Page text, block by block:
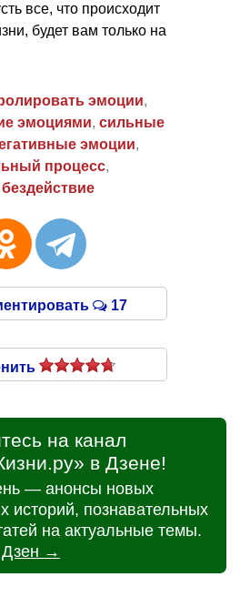
все, что происходит
будет вам только на
эмоции,
эмоциями, сильные
эмоции,
процесс,
бездействие
17
на канал
в Дзене!
— анонсы новых
историй, познавательных
на актуальные темы.
Дзен →